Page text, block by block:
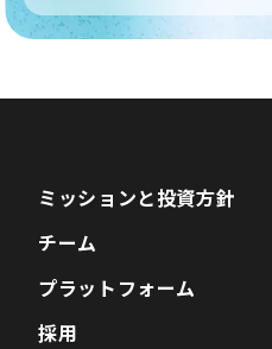
ミッションと投資方針
チーム
プラットフォーム
採用